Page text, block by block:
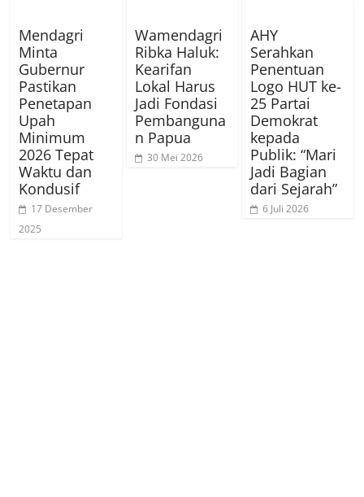
Mendagri
Minta
Gubernur
Pastikan
Penetapan
Upah
Minimum
2026 Tepat
Waktu dan
Kondusif
17 Desember
2025
Wamendagri
Ribka Haluk:
Kearifan
Lokal Harus
Jadi Fondasi
Pembanguna
n Papua
30 Mei 2026
AHY
Serahkan
Penentuan
Logo HUT ke-
25 Partai
Demokrat
kepada
Publik: “Mari
Jadi Bagian
dari Sejarah”
6 Juli 2026